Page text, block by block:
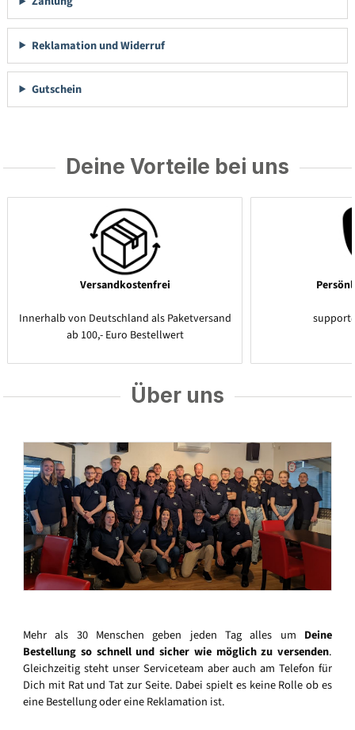
Reklamation und Widerruf
Gutschein
Deine Vorteile bei uns
Versandkostenfrei
Innerhalb von Deutschland als Paketversand
ab 100,- Euro Bestellwert
Über uns
Mehr als 30 Menschen geben jeden Tag alles um Deine
Bestellung so schnell und sicher wie möglich zu versenden.
Gleichzeitig steht unser Serviceteam aber auch am Telefon für
Dich mit Rat und Tat zur Seite. Dabei spielt es keine Rolle ob es
eine Bestellung oder eine Reklamation ist.